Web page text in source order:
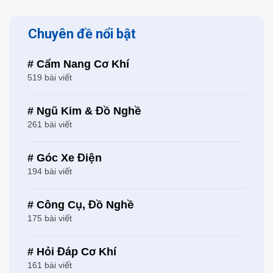
Chuyên đề nổi bật
# Cẩm Nang Cơ Khí
519 bài viết
# Ngũ Kim & Đồ Nghề
261 bài viết
# Góc Xe Điện
194 bài viết
# Công Cụ, Đồ Nghề
175 bài viết
# Hỏi Đáp Cơ Khí
161 bài viết